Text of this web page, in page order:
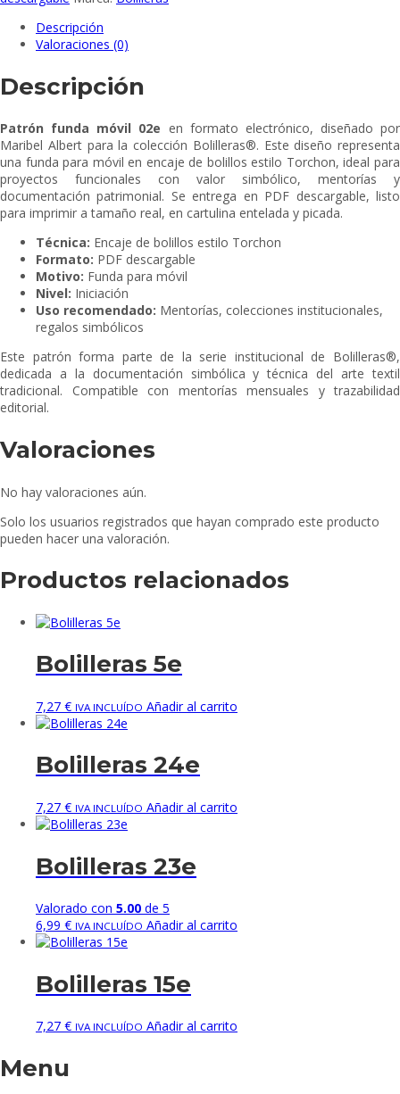
Descripción
Valoraciones (0)
Descripción
Patrón funda móvil 02e en formato electrónico, diseñado por
Maribel Albert para la colección Bolilleras®. Este diseño representa
una funda para móvil en encaje de bolillos estilo Torchon, ideal para
proyectos funcionales con valor simbólico, mentorías y
documentación patrimonial. Se entrega en PDF descargable, listo
para imprimir a tamaño real, en cartulina entelada y picada.
Técnica: Encaje de bolillos estilo Torchon
Formato: PDF descargable
Motivo: Funda para móvil
Nivel: Iniciación
Uso recomendado: Mentorías, colecciones institucionales,
regalos simbólicos
Este patrón forma parte de la serie institucional de Bolilleras®,
dedicada a la documentación simbólica y técnica del arte textil
tradicional. Compatible con mentorías mensuales y trazabilidad
editorial.
Valoraciones
No hay valoraciones aún.
Solo los usuarios registrados que hayan comprado este producto
pueden hacer una valoración.
Productos relacionados
Bolilleras 5e
7,27 € IVA INCLUÍDO Añadir al carrito
Bolilleras 24e
7,27 € IVA INCLUÍDO Añadir al carrito
Bolilleras 23e
Valorado con 5.00 de 5
6,99 € IVA INCLUÍDO Añadir al carrito
Bolilleras 15e
7,27 € IVA INCLUÍDO Añadir al carrito
Menu